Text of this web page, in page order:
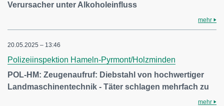
Verursacher unter Alkoholeinfluss
mehr
20.05.2025 – 13:46
Polizeiinspektion Hameln-Pyrmont/Holzminden
POL-HM: Zeugenaufruf: Diebstahl von hochwertiger
Landmaschinentechnik - Täter schlagen mehrfach zu
mehr